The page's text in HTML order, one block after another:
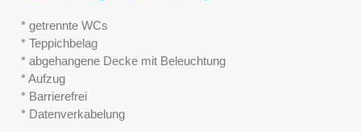
* getrennte WCs
* Teppichbelag
* abgehangene Decke mit Beleuchtung
* Aufzug
* Barrierefrei
* Datenverkabelung